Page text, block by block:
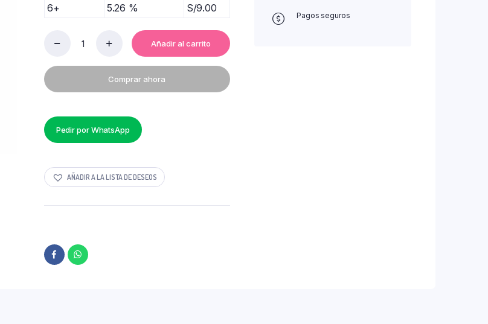
6+
5.26 % S/9.00
DETERGENTE
730
GR
quantity
Añadir al carrito
Comprar ahora
Pedir por WhatsApp
AÑADIR A LA LISTA DE DESEOS
Pagos seguros